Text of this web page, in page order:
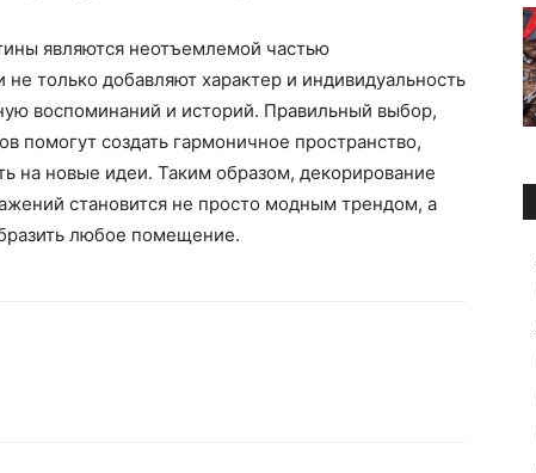
являются неотъемлемой частью
только добавляют характер и индивидуальность
воспоминаний и историй. Правильный выбор,
помогут создать гармоничное пространство,
на новые идеи. Таким образом, декорирование
становится не просто модным трендом, а
любое помещение.